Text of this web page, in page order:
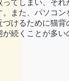
ってしまい、それ
。また、パソコ
づけるために猫
続くことが多い